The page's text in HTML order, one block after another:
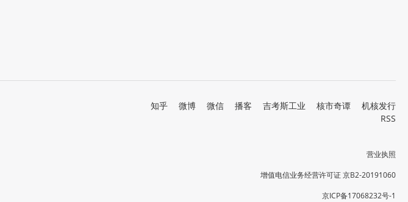
知乎 微博 微信 播客 吉考斯工业 核市奇谭
机核发行
RSS
营业执照
增值电信业务经营许可证 京B2-20191060
京ICP备17068232号-1